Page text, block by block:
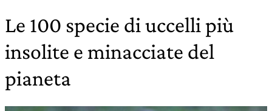
Le 100 specie di uccelli più
insolite e minacciate del
pianeta